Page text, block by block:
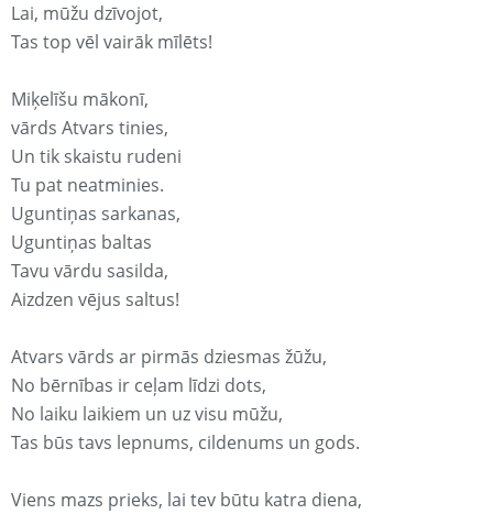
Lai, mūžu dzīvojot,
Tas top vēl vairāk mīlēts!
Miķelīšu mākonī,
vārds Atvars tinies,
Un tik skaistu rudeni
Tu pat neatminies.
Uguntiņas sarkanas,
Uguntiņas baltas
Tavu vārdu sasilda,
Aizdzen vējus saltus!
Atvars vārds ar pirmās dziesmas žūžu,
No bērnības ir ceļam līdzi dots,
No laiku laikiem un uz visu mūžu,
Tas būs tavs lepnums, cildenums un gods.
Viens mazs prieks, lai tev būtu katra diena,